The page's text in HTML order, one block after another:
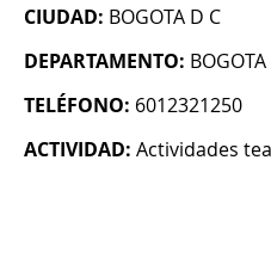
CIUDAD: BOGOTA D C
DEPARTAMENTO: BOGOTA
TELÉFONO: 6012321250
ACTIVIDAD: Actividades